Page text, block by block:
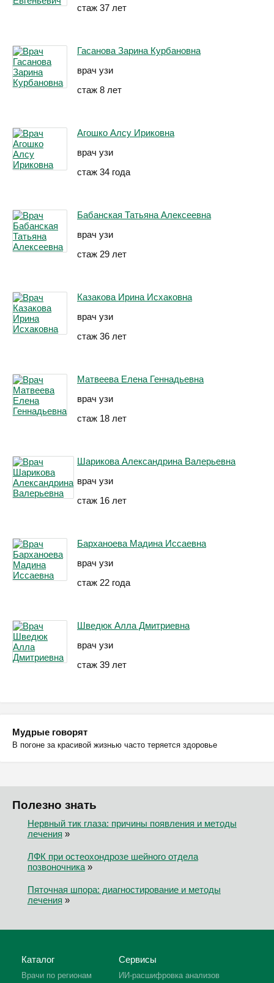
стаж 37 лет
Гасанова Зарина Курбановна
врач узи
стаж 8 лет
Агошко Алсу Ириковна
врач узи
стаж 34 года
Бабанская Татьяна Алексеевна
врач узи
стаж 29 лет
Казакова Ирина Исхаковна
врач узи
стаж 36 лет
Матвеева Елена Геннадьевна
врач узи
стаж 18 лет
Шарикова Александрина Валерьевна
врач узи
стаж 16 лет
Барханоева Мадина Иссаевна
врач узи
стаж 22 года
Шведюк Алла Дмитриевна
врач узи
стаж 39 лет
Мудрые говорят
В погоне за красивой жизнью часто теряется здоровье
Полезно знать
Нервный тик глаза: причины появления и методы
лечения »
ЛФК при остеохондрозе шейного отдела
позвоночника»
Пяточная шпора: диагностирование и методы
лечения »
Каталог
Врачи по регионам
Сервисы
ИИ-расшифровка анализов